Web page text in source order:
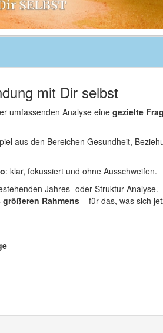
mit Dir selbst
umfassenden Analyse eine gezielte
aus den Bereichen Gesundheit,
: klar, fokussiert und ohne Ausschweifen.
Jahres- oder Struktur-Analyse.
Rahmens– für das, was sich